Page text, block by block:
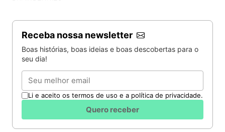
Receba nossa newsletter
Boas histórias, boas ideias e boas descobertas para o
seu dia!
Email
Li e aceito os termos de uso e a política de privacidade.
Quero receber